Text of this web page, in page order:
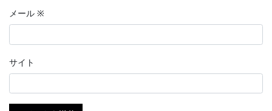
メール ※
サイト